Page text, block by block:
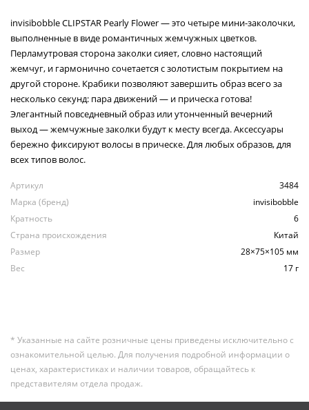
invisibobble CLIPSTAR Pearly Flower — это четыре мини-заколочки,
выполненные в виде романтичных жемчужных цветков.
Перламутровая сторона заколки сияет, словно настоящий
жемчуг, и гармонично сочетается с золотистым покрытием на
другой стороне. Крабики позволяют завершить образ всего за
несколько секунд: пара движений — и прическа готова!
Элегантный повседневный образ или утонченный вечерний
выход — жемчужные заколки будут к месту всегда. Аксессуары
бережно фиксируют волосы в прическе. Для любых образов, для
всех типов волос.
Артикул
3484
Марка (бренд)
invisibobble
Кратность
6
Страна происхождения
Китай
Размер
28×75×105 мм
Вес
17 г
* Указанные на сайте розничные цены приведены исключительно с
ознакомительной целью. Для получения подробной информации о
ценах, характеристиках и наличии товаров, обращайтесь к
представителям отдела продаж.